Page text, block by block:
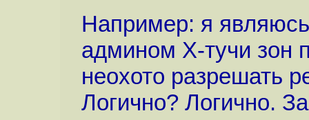
Например: я
админом Х-тучи зон
неохото разрешать
Логично? Логично.